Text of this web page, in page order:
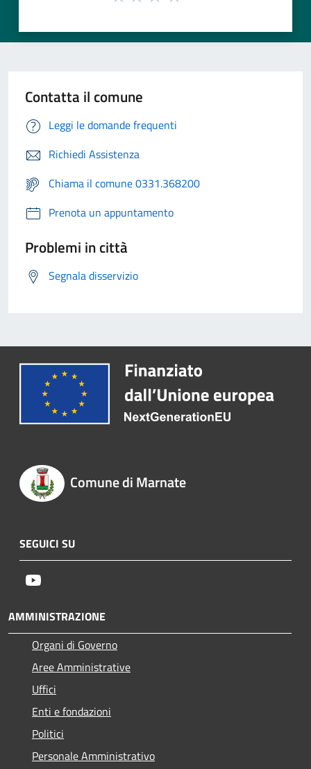
Contatta il comune
Leggi le domande frequenti
Richiedi Assistenza
Chiama il comune 0331.368200
Prenota un appuntamento
Problemi in città
Segnala disservizio
Comune di Marnate
SEGUICI SU
AMMINISTRAZIONE
Organi di Governo
Aree Amministrative
Uffici
Enti e fondazioni
Politici
Personale Amministrativo